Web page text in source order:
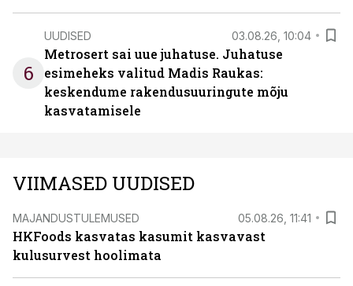
6
UUDISED 03.08.26, 10:04
Metrosert sai uue juhatuse. Juhatuse
esimeheks valitud Madis Raukas:
keskendume rakendusuuringute mõju
kasvatamisele
VIIMASED UUDISED
MAJANDUSTULEMUSED 05.08.26, 11:41
HKFoods kasvatas kasumit kasvavast
kulusurvest hoolimata